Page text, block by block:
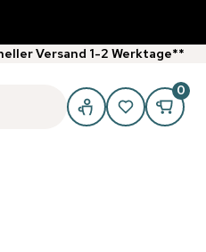
Versand 1-2 Werktage**
0